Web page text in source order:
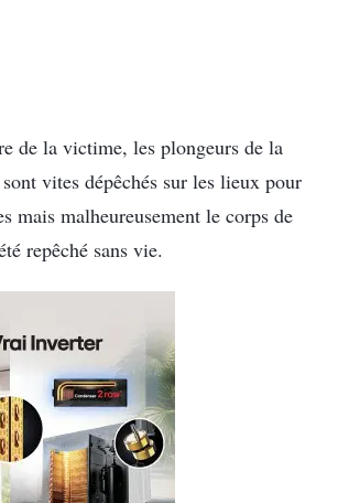
de la victime, les plongeurs de la
vites dépêchés sur les lieux pour
mais malheureusement le corps de
repêché sans vie.